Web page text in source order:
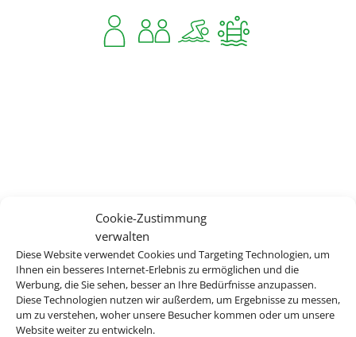
Cookie-Zustimmung
verwalten
Diese Website verwendet Cookies und Targeting Technologien, um
Ihnen ein besseres Internet-Erlebnis zu ermöglichen und die
Werbung, die Sie sehen, besser an Ihre Bedürfnisse anzupassen.
Diese Technologien nutzen wir außerdem, um Ergebnisse zu messen,
um zu verstehen, woher unsere Besucher kommen oder um unsere
Website weiter zu entwickeln.